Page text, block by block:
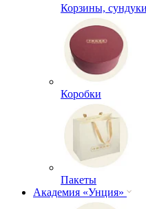
Корзины,
Коробки
Пакеты
Академия «Унция»